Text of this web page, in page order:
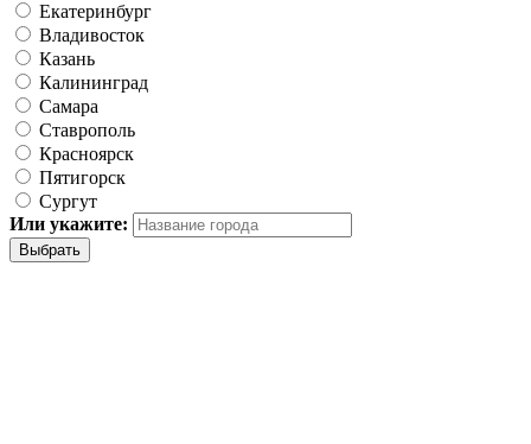
Екатеринбург
Владивосток
Казань
Калининград
Самара
Ставрополь
Красноярск
Пятигорск
Сургут
Или укажите: